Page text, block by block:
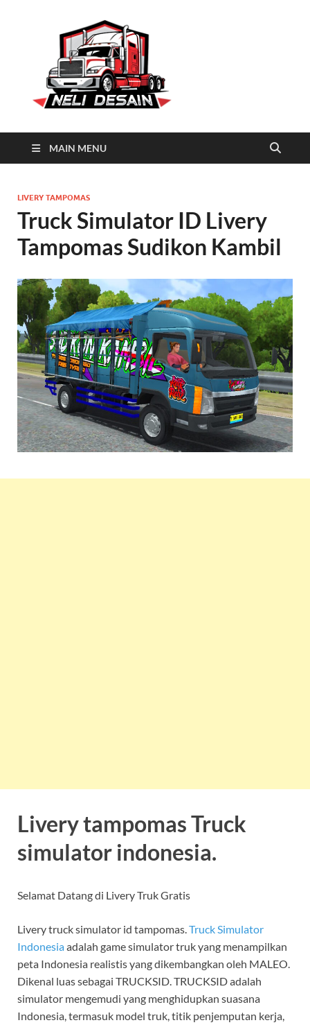
MAIN MENU
LIVERY TAMPOMAS
Truck Simulator ID Livery
Tampomas Sudikon Kambil
Livery tampomas Truck
simulator indonesia.
Selamat Datang di Livery Truk Gratis
Livery truck simulator id tampomas.Truck Simulator
Indonesiaadalah game simulator truk yang menampilkan
peta Indonesia realistis yang dikembangkan oleh MALEO.
Dikenal luas sebagai TRUCKSID. TRUCKSID adalah
simulator mengemudi yang menghidupkan suasana
Indonesia, termasuk model truk, titik penjemputan kerja,